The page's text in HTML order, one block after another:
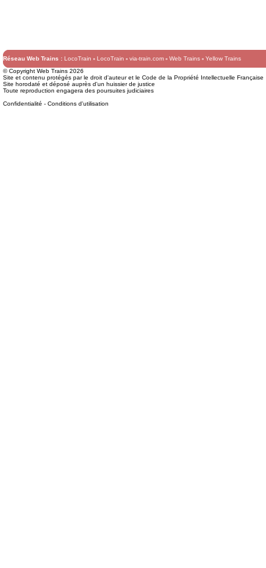
Réseau Web Trains : LocoTrain LocoTrain via-train.com Web Trains
Yellow Trains
© Copyright Web Trains 2026
Site et contenu protégés par le droit d'auteur et le Code de la Propriété Intellectuelle Française
Site horodaté et déposé auprès d'un huissier de justice
Toute reproduction engagera des poursuites judiciaires
Confidentialité - Conditions d'utilisation